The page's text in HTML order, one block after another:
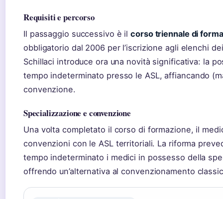
Requisiti e percorso
Il passaggio successivo è ilcorso triennale di
obbligatorio dal 2006 per l’iscrizione agli elenchi
Schillaci introduce ora una novità significativa: la
tempo indeterminato presso le ASL, affiancando
convenzione.
Specializzazione e convenzione
Una volta completato il corso di formazione, il
convenzioni con le ASL territoriali. La riforma
tempo indeterminato i medici in possesso della
offrendo un’alternativa al convenzionamento